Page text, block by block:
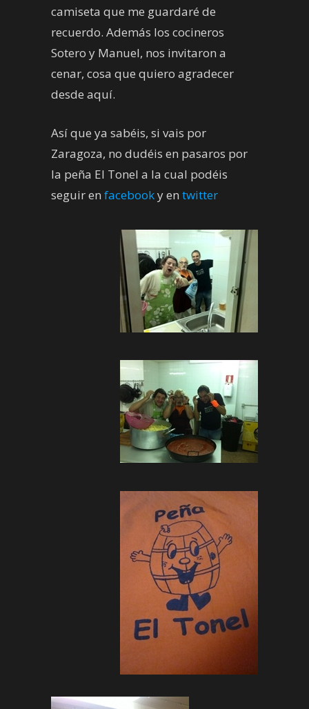
camiseta que me guardaré de
recuerdo. Además los cocineros
Sotero y Manuel, nos invitaron a
cenar, cosa que quiero agradecer
desde aquí.
Así que ya sabéis, si vais por
Zaragoza, no dudéis en pasaros por
la peña El Tonel a la cual podéis
seguir en facebooky en twitter